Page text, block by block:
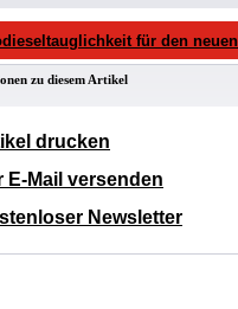
für den
zu diesem Artikel
drucken
E-Mail versenden
Newsletter